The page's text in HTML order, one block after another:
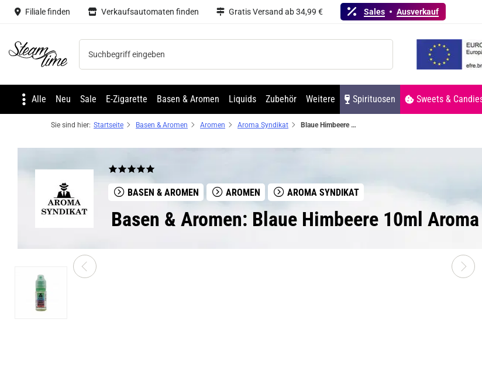
Filiale finden Verkaufsautomaten finden Gratis Versand ab 34,99 € Sales Ausverkauf
Steam time
Alle Neu Sale E-Zigarette Basen & Aromen Liquids Zubehör Weitere Spirituosen Sweets &
Sie sind hier: Startseite Basen & Aromen Aromen Aroma Syndikat Blaue Himbeere 10ml Aroma by Aroma Syndikat DeLuxe
BASEN & AROMEN AROMEN AROMA SYNDIKAT
Basen & Aromen: Blaue Himbeere 10ml